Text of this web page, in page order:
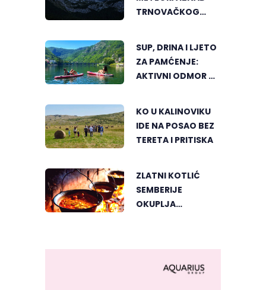
TRNOVAČKOG
SUP, DRINA I LJETO
ZA PAMĆENJE:
AKTIVNI ODMOR U
KO U KALINOVIKU
IDE NA POSAO BEZ
TERETA I PRITISKA
ZLATNI KOTLIĆ
SEMBERIJE
OKUPLJA
U DVOROVIMA